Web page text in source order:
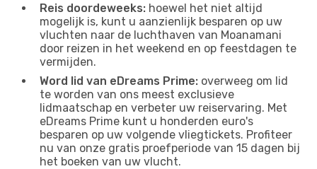
Reis doordeweeks: hoewel het niet altijd
mogelijk is, kunt u aanzienlijk besparen op uw
vluchten naar de luchthaven van Moanamani
door reizen in het weekend en op feestdagen te
vermijden.
Word lid van eDreams Prime: overweeg om lid
te worden van ons meest exclusieve
lidmaatschap en verbeter uw reiservaring. Met
eDreams Prime kunt u honderden euro's
besparen op uw volgende vliegtickets. Profiteer
nu van onze gratis proefperiode van 15 dagen bij
het boeken van uw vlucht.